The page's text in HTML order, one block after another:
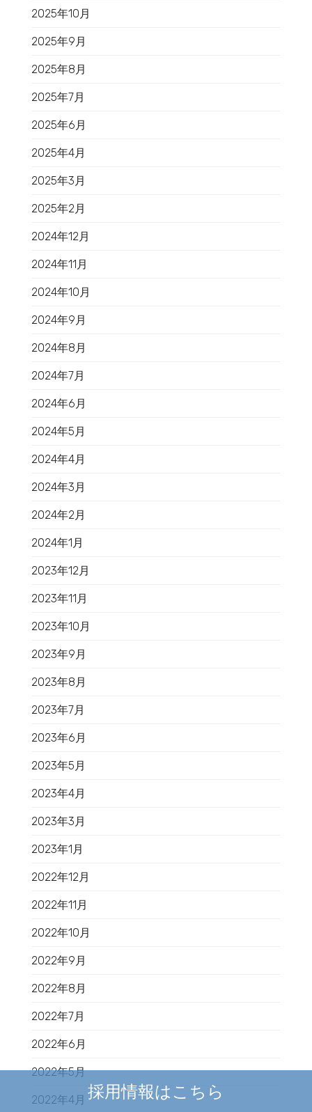
2025年10月
2025年9月
2025年8月
2025年7月
2025年6月
2025年4月
2025年3月
2025年2月
2024年12月
2024年11月
2024年10月
2024年9月
2024年8月
2024年7月
2024年6月
2024年5月
2024年4月
2024年3月
2024年2月
2024年1月
2023年12月
2023年11月
2023年10月
2023年9月
2023年8月
2023年7月
2023年6月
2023年5月
2023年4月
2023年3月
2023年1月
2022年12月
2022年11月
2022年10月
2022年9月
2022年8月
2022年7月
2022年6月
2022年5月
2022年4月 採用情報はこちら